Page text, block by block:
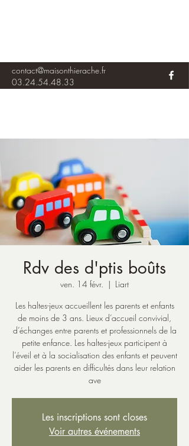
contact@maisonthierache.fr
03.24.54.48.33
Rdv des d'ptis boûts
ven. 14 févr.
  |
Liart
Les haltes-jeux accueillent les parents et enfants
de moins de 3 ans. Lieux d’accueil convivial,
d’échanges entre parents et professionnels de la
petite enfance. Les haltes-jeux participent à
l’éveil et à la socialisation des enfants et peuvent
aider les parents en difficultés dans leur relation
ave
Les inscriptions sont closes
Voir autres événements